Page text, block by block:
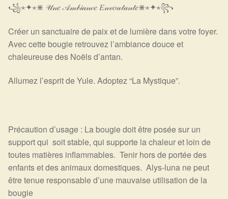
꧁⋆✦⋆⋇ 𝒰𝓃𝑒 𝒜𝓂𝒷𝒾𝒶𝓃𝒸𝑒 𝐸𝓃𝓋𝑜𝓊𝓉𝒶𝓃𝓉𝑒⋇⋆✦⋆꧂
Créer un sanctuaire de paix et de lumière dans votre foyer.
Avec cette bougie retrouvez l’ambiance douce et
chaleureuse des Noëls d’antan.
Allumez l’esprit de Yule. Adoptez “La Mystique”.
Précaution d’usage : La bougie doit être posée sur un
support qui soit stable, qui supporte la chaleur et loin de
toutes matières inflammables. Tenir hors de portée des
enfants et des animaux domestiques. Alys-luna ne peut
être tenue responsable d’une mauvaise utilisation de la
bougie